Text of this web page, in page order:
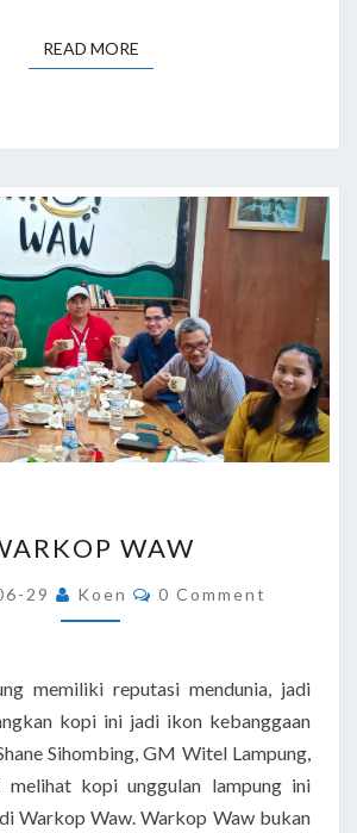
READ MOREREAD MORE
WAWWAW
29 Koen Comments
0 Comment
memiliki reputasi mendunia, jadi
kopi ini jadi ikon kebanggaan
Sihombing, GM Witel Lampung,
melihat kopi unggulan lampung ini
Warkop Waw. Warkop Waw bukan